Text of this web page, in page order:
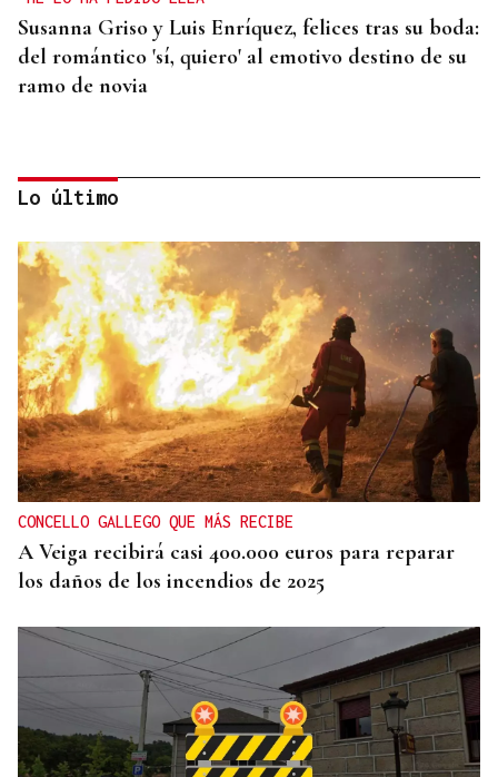
Susanna Griso y Luis Enríquez, felices tras su boda:
del romántico 'sí, quiero' al emotivo destino de su
ramo de novia
QUEN CHO DIXO
¿Sabe usted que la reina Letizia hizo un guiño a
Ourense en la final del Mundial?
Lo último
CONCELLO GALLEGO QUE MÁS RECIBE
A Veiga recibirá casi 400.000 euros para reparar
los daños de los incendios de 2025